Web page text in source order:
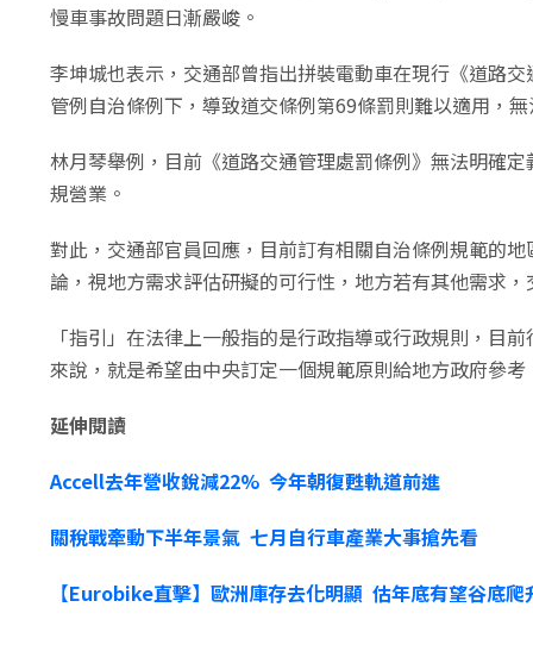
慢車事故問題日漸嚴峻。
李坤城也表示，交通部曾指出拼裝電動車在現行《道路
管例自治條例下，導致道交條例第69條罰則難以適用，
林月琴舉例，​目前《道路交通管理處罰條例》無法明確
規營業。
對此，交通部官員回應，目前訂有相關自治條例規範的
論，視地方需求評估研擬的可行性，地方若有其他需求
「指引」在法律上一般指的是行政指導或行政規則，目
來說，就是希望由中央訂定一個規範原則給地方政府參
延伸閱讀
Accell去年營收銳減22% 今年朝復甦軌道前進
關稅戰牽動下半年景氣 七月自行車產業大事搶先看
【Eurobike直擊】歐洲庫存去化明顯 估年底有望谷底爬